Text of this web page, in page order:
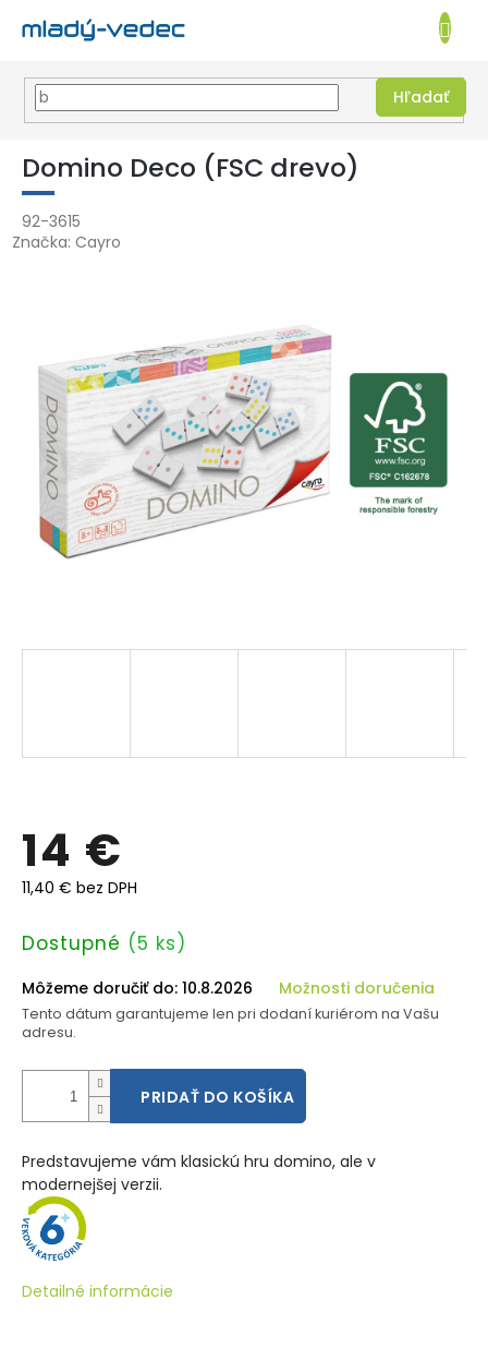
Prejsť
obsah
EUR
Hľadať
KOŠÍK
Domino Deco (FSC drevo)
92-3615
Značka: Cayro
14 €
11,40 € bez DPH
Jednotková
Dostupné (5 ks)
Môžeme doručiť do: 10.8.2026 Možnosti doručenia
Tento dátum garantujeme len pri dodaní kuriérom na Vašu
adresu.
PRIDAŤ DO KOŠÍKA
Predstavujeme vám klasickú hru domino, ale v
modernejšej verzii.
Detailné informácie